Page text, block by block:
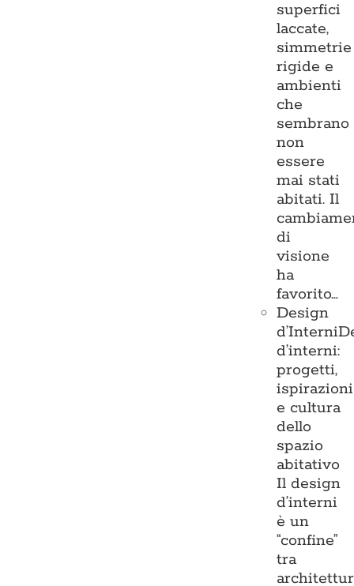
superfici
laccate,
simmetrie
rigide e
ambienti
che
sembrano
non
essere
mai stati
abitati. Il
di
visione
ha
favorito…
Design
d’Interni
d’interni:
progetti,
ispirazioni
e cultura
dello
spazio
abitativo
Il design
d’interni
è un
“confine”
tra